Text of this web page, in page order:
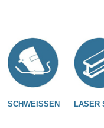
SCHWEISSEN LASER